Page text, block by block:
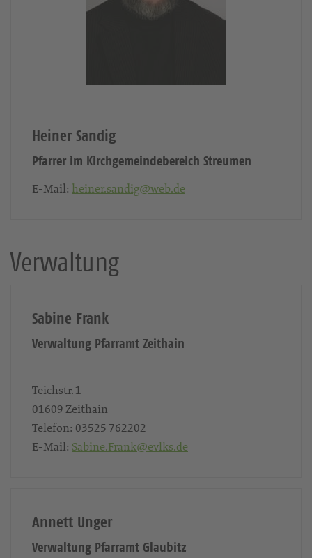
Heiner Sandig
Pfarrer im Kirchgemeindebereich Streumen
E-Mail: heiner.sandig@web.de
Verwaltung
Sabine Frank
Verwaltung Pfarramt Zeithain
Teichstr. 1
01609Zeithain
Telefon: 03525 762202
E-Mail: Sabine.Frank@evlks.de
Annett Unger
Verwaltung Pfarramt Glaubitz